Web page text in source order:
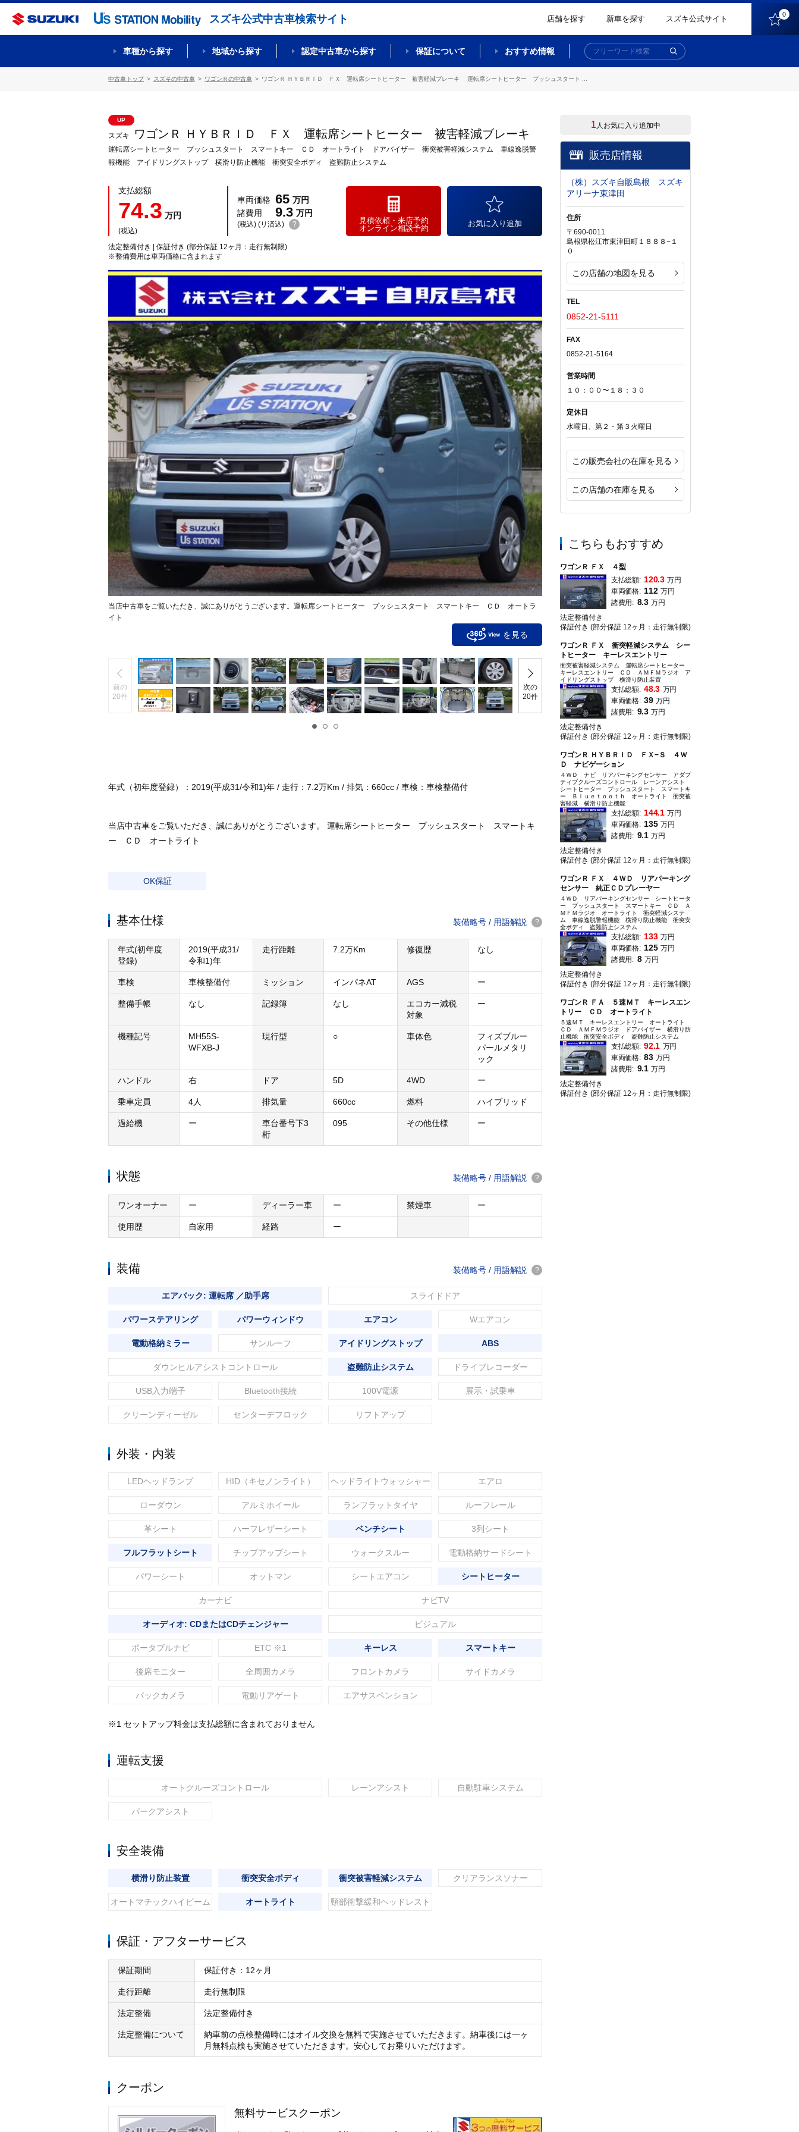
スズキ公式中古車検索サイト 店舗を探す 新車を探す スズキ公式サイト 0
車種から探す 地域から探す 認定中古車から探す 保証について おすすめ情報
中古車トップ スズキの中古車 ワゴンＲの中古車 ワゴンＲ ＨＹＢＲＩＤ ＦＸ 運転席シートヒーター 被害軽減ブレーキ 運転席シートヒーター プッシュスタート ...
UP
スズキ ワゴンＲ ＨＹＢＲＩＤ ＦＸ 運転席シートヒーター 被害軽減ブレーキ
運転席シートヒーター プッシュスタート スマートキー ＣＤ オートライト ドアバイザー 衝突被害軽減システム 車線逸脱警
報機能 アイドリングストップ 横滑り防止機能 衝突安全ボディ 盗難防止システム
支払総額
74.3 万円
(税込)
車両価格 65 万円
諸費用
9.3 万円
(税込) (リ済込) ?
法定整備付き | 保証付き (部分保証 12ヶ月：走行無制限)
※整備費用は車両価格に含まれます
見積依頼・来店予約
オンライン相談予約
お気に入り追加
当店中古車をご覧いただき、誠にありがとうございます。運転席シートヒーター プッシュスタート スマートキー ＣＤ オートラ
イト
を見る
８月９日から１５日の期間中にお問い合わせいただき、その後８月末までにご
前の
20件
次の
20件
年式（初年度登録）：2019(平成31/令和1)年 / 走行：7.2万Km / 排気：660cc / 車検：車検整備付
当店中古車をご覧いただき、誠にありがとうございます。 運転席シートヒーター プッシュスタート スマートキ
ー ＣＤ オートライト
OK保証
基本仕様 装備略号 / 用語解説 ?
年式(初年度
登録)
2019(平成31/
令和1)年
走行距離 7.2万Km 修復歴 なし
車検 車検整備付 ミッション インパネAT AGS ー
整備手帳 なし 記録簿 なし
エコカー減税
対象
ー
機種記号
MH55S-
WFXB-J
現行型 ○ 車体色
フィズブルー
パールメタリ
ック
ハンドル 右 ドア 5D 4WD ー
乗車定員 4人 排気量 660cc 燃料 ハイブリッド
過給機 ー
車台番号下3
桁
095 その他仕様 ー
状態 装備略号 / 用語解説 ?
ワンオーナー ー ディーラー車 ー 禁煙車 ー
使用歴 自家用 経路 ー
装備 装備略号 / 用語解説 ?
エアバック: 運転席 ／助手席 スライドドア
パワーステアリング パワーウィンドウ エアコン Wエアコン
電動格納ミラー サンルーフ アイドリングストップ ABS
ダウンヒルアシストコントロール 盗難防止システム ドライブレコーダー
USB入力端子 Bluetooth接続 100V電源 展示・試乗車
クリーンディーゼル センターデフロック リフトアップ
外装・内装
LEDヘッドランプ HID（キセノンライト） ヘッドライトウォッシャー エアロ
ローダウン アルミホイール ランフラットタイヤ ルーフレール
革シート ハーフレザーシート ベンチシート 3列シート
フルフラットシート チップアップシート ウォークスルー 電動格納サードシート
パワーシート オットマン シートエアコン シートヒーター
カーナビ ナビTV
オーディオ: CDまたはCDチェンジャー ビジュアル
ポータブルナビ ETC ※1 キーレス スマートキー
後席モニター 全周囲カメラ フロントカメラ サイドカメラ
バックカメラ 電動リアゲート エアサスペンション
※1 セットアップ料金は支払総額に含まれておりません
運転支援
オートクルーズコントロール レーンアシスト 自動駐車システム
パークアシスト
安全装備
横滑り防止装置 衝突安全ボディ 衝突被害軽減システム クリアランスソナー
オートマチックハイビーム オートライト 頸部衝撃緩和ヘッドレスト
保証・アフターサービス
保証期間 保証付き：12ヶ月
走行距離 走行無制限
法定整備 法定整備付き
法定整備について
納車前の点検整備時にはオイル交換を無料で実施させていただきます。納車後には一ヶ
月無料点検も実施させていただきます。安心してお乗りいただけます。
クーポン
無料サービスクーポン
1人お気に入り追加中
販売店情報
（株）スズキ自販島根 スズキ
アリーナ東津田
住所
〒690-0011
島根県松江市東津田町１８８８−１
０
この店舗の地図を見る
TEL
0852-21-5111
FAX
0852-21-5164
営業時間
１０：００〜１８：３０
定休日
水曜日、第２・第３火曜日
この販売会社の在庫を見る
この店舗の在庫を見る
こちらもおすすめ
ワゴンＲ ＦＸ ４型
支払総額: 120.3 万円
車両価格: 112 万円
諸費用: 8.3 万円
法定整備付き
保証付き (部分保証 12ヶ月：走行無制限)
ワゴンＲ ＦＸ 衝突軽減システム シー
トヒーター キーレスエントリー
衝突被害軽減システム 運転席シートヒーター
キーレスエントリー ＣＤ ＡＭＦＭラジオ ア
イドリングストップ 横滑り防止装置
支払総額: 48.3 万円
車両価格: 39 万円
諸費用: 9.3 万円
法定整備付き
保証付き (部分保証 12ヶ月：走行無制限)
ワゴンＲ ＨＹＢＲＩＤ ＦＸ−Ｓ ４Ｗ
Ｄ ナビゲーション
４ＷＤ ナビ リアパーキングセンサー アダプ
ティブクルーズコントロール レーンアシスト
シートヒーター プッシュスタート スマートキ
ー Ｂｌｕｅｔｏｏｔｈ オートライト 衝突被
害軽減 横滑り防止機能
支払総額: 144.1 万円
車両価格: 135 万円
諸費用: 9.1 万円
法定整備付き
保証付き (部分保証 12ヶ月：走行無制限)
ワゴンＲ ＦＸ ４ＷＤ リアパーキング
センサー 純正ＣＤプレーヤー
４ＷＤ リアパーキングセンサー シートヒータ
ー プッシュスタート スマートキー ＣＤ Ａ
ＭＦＭラジオ オートライト 衝突軽減システ
ム 車線逸脱警報機能 横滑り防止機能 衝突安
全ボディ 盗難防止システム
支払総額: 133 万円
車両価格: 125 万円
諸費用: 8 万円
法定整備付き
保証付き (部分保証 12ヶ月：走行無制限)
ワゴンＲ ＦＡ ５速ＭＴ キーレスエン
トリー ＣＤ オートライト
５速ＭＴ キーレスエントリー オートライト
ＣＤ ＡＭＦＭラジオ ドアバイザー 横滑り防
止機能 衝突安全ボディ 盗難防止システム
支払総額: 92.1 万円
車両価格: 83 万円
諸費用: 9.1 万円
法定整備付き
保証付き (部分保証 12ヶ月：走行無制限)